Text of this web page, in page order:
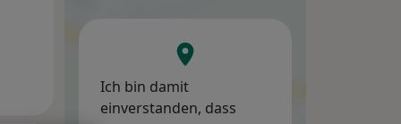
Ich bin damit
einverstanden, dass